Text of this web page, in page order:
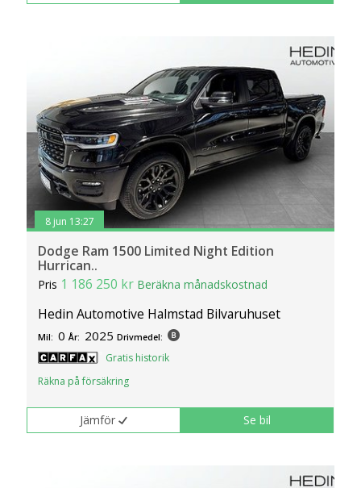
8 jun 13:27
Dodge Ram 1500 Limited Night Edition
Hurrican..
Pris 1 186 250 kr Beräkna månadskostnad
Hedin Automotive Halmstad Bilvaruhuset
Mil: 0 År: 2025 Drivmedel:
Gratis historik
Räkna på försäkring
Jämför Se bil